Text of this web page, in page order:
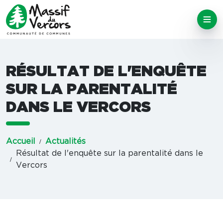
RÉSULTAT DE L'ENQUÊTE
SUR LA PARENTALITÉ
DANS LE VERCORS
Accueil
Actualités
Résultat de l'enquête sur la parentalité dans le
Vercors